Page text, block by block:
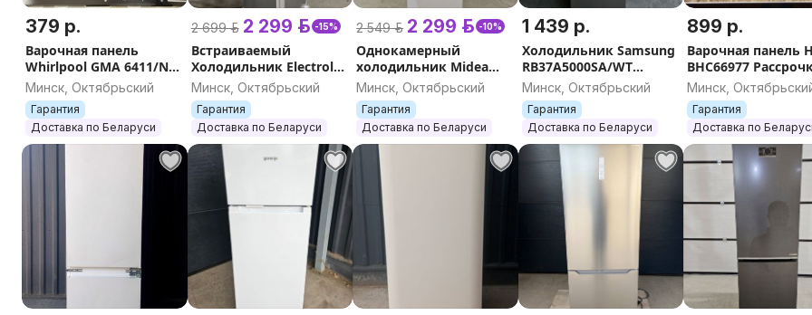
379 р.
Варочная панель
Whirlpool GMA 6411/NB
Рассрочка, Гарантия,
Доставка, Самовывоз
Минск, Октябрьский
Гарантия
Доставка по Беларуси
2 699 р. 2 299 р. -15%
Встраиваемый
Холодильник Electrolux
ENS6TE19S Рассрочка,
Гарантия, Доставка
Минск, Октябрьский
Гарантия
Доставка по Беларуси
2 549 р. 2 299 р. -10%
Однокамерный
холодильник Midea
MDRE423FGE01
Рассрочка, Гарантия,
Доставка, Самовывоз
Минск, Октябрьский
Гарантия
Доставка по Беларуси
1 439 р.
Холодильник Samsung
RB37A5000SA/WT
Рассрочка, Гарантия,
Доставка, Самовывоз
Минск, Октябрьский
Гарантия
Доставка по Беларуси
899 р.
Варочная панель
BHC66977
Гарантия,
Самовывоз
Минск,
Гарантия
Доставка по